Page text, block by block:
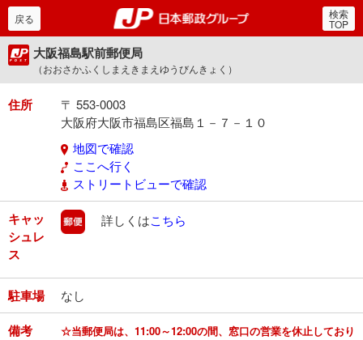
郵便局・日本郵政グルー
戻る 検索
TOP
大阪福島駅前郵便局
（おおさかふくしまえきまえゆうびんきょく）
住所
〒 553-0003
大阪府大阪市福島区福島１－７－１０
地図で確認
ここへ行く
ストリートビューで確認
キャッ
シュレ
ス
郵便
詳しくはこちら
駐車場 なし
備考
☆当郵便局は、11:00～12:00の間、窓口の営業を休止しており